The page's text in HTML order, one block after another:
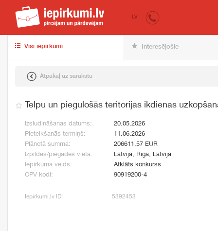
iepirkumi.lv
LV
Visi iepirkumi Interesējošie
Atpakaļ uz sarakstu
Telpu un piegulošās teritorijas ikdienas
Izsludināšanas datums:
20.05.2026
Pieteikšanās termiņš:
11.06.2026
Plānotā summa:
206611.57 EUR
Izpildes/piegādes vieta:
Latvija, Rīga, Latvija
Iepirkuma veids:
Atklāts konkurss
CPV kodi:
90919200-4
Iepirkumi.lv ID: 5392453